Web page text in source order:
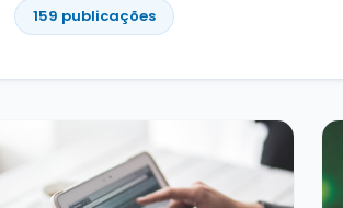
159 publicações